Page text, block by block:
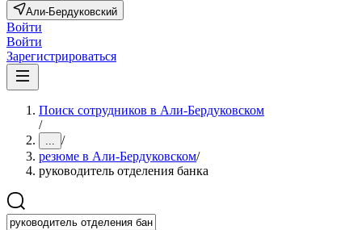
Али-Бердуковский
Войти
Войти
Зарегистрироваться
Поиск сотрудников в Али-Бердуковском
/
... /
резюме в Али-Бердуковском/
руководитель отделения банка